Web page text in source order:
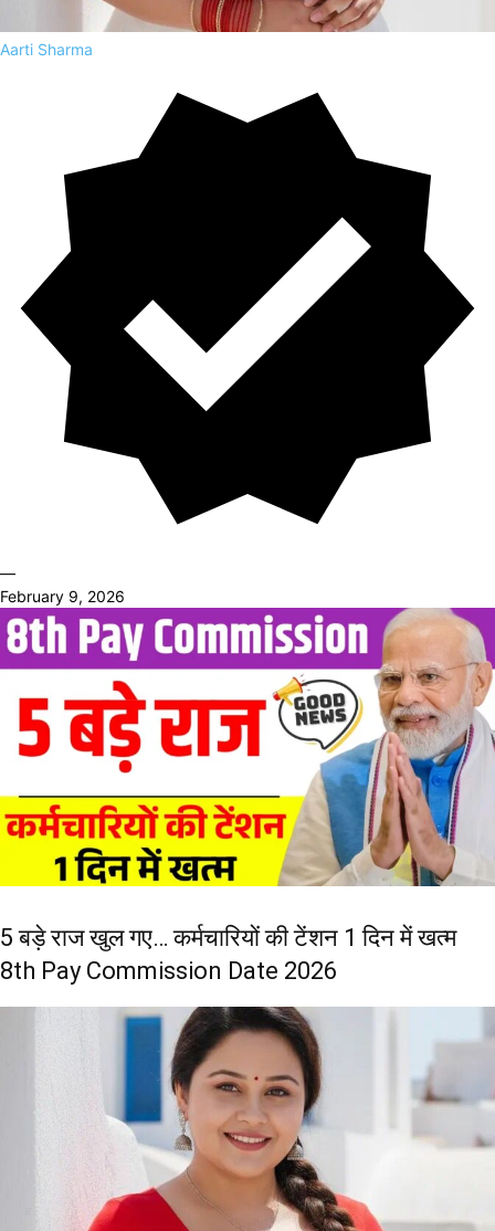
Aarti Sharma
—
February 9, 2026
5 बड़े राज खुल गए… कर्मचारियों की टेंशन 1 दिन में खत्म
8th Pay Commission Date 2026